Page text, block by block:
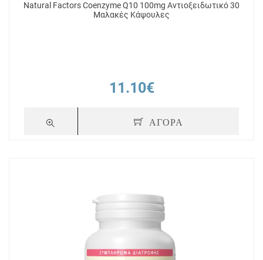
Natural Factors Coenzyme Q10 100mg Αντιοξειδωτικό 30
Μαλακές Κάψουλες
11.10€
ΑΓΟΡΑ